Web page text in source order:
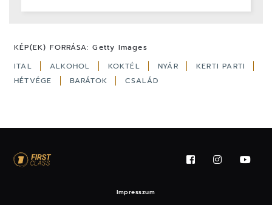
KÉP(EK) FORRÁSA: Getty Images
ITAL
ALKOHOL KOKTÉL NYÁR
KERTI PARTI
HÉTVÉGE
BARÁTOK CSALÁD
Impresszum